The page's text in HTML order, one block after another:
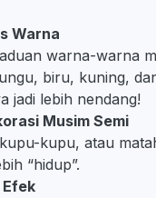
Warna
warna-warna
biru, kuning,
jadi lebih nendang!
Musim Semi
kupu, atau
“hidup”.
Efek